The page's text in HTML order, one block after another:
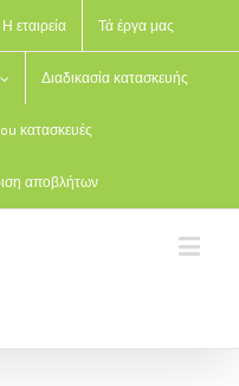
Η εταιρεία Τά έργα μας
Διαδικασία κατασκευής
κατασκευές
αποβλήτων